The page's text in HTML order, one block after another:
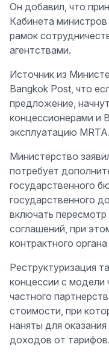
Он добавил, что
Кабинета
рамок
агентствами.
Источник из
Bangkok Post, что
предложение,
концессионерами и
эксплуатацию MRTA.
Министерство
потребует
государственного
государственного
включать
соглашений, при
контрактного
Реструктуризация
концессии с модели
частного
стоимости, при
наняты для
доходов от тарифов.